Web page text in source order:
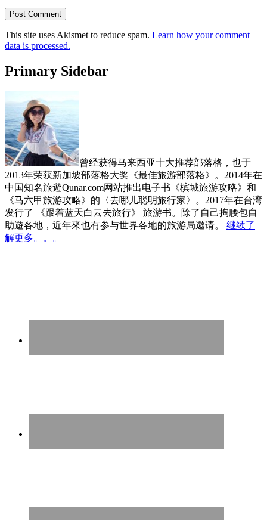
This site uses Akismet to reduce spam. Learn how your comment
data is processed.
Primary Sidebar
曾经获得马来西亚十大推荐部落格，也于
2013年荣获新加坡部落格大奖《最佳旅游部落格》。2014年在
中国知名旅遊Qunar.com网站推出电子书《槟城旅游攻略》和
《马六甲旅游攻略》的〈去哪儿聪明旅行家〉。2017年在台湾
发行了 《跟着蓝天白云去旅行》 旅游书。除了自己掏腰包自
助遊各地，近年來也有参与世界各地的旅游局邀请。 继续了
解更多。。。